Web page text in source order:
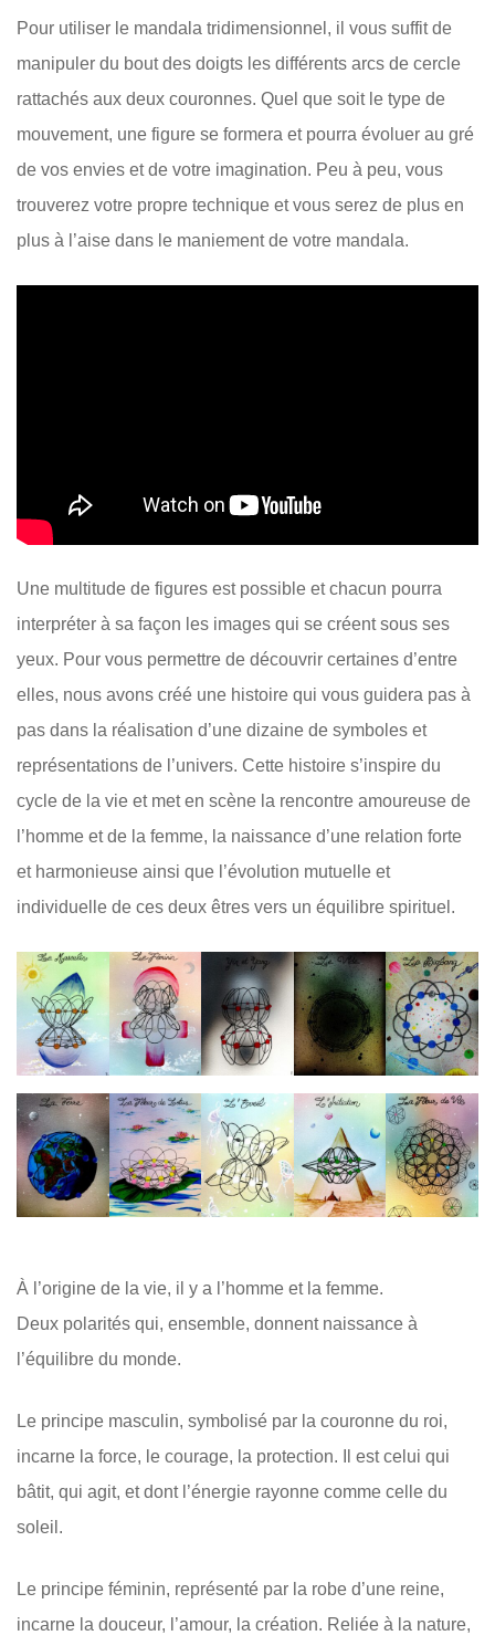
Mandala Lapis Lazuli
Mandala Obsidienne
Noire
Mandala Oeil de
Taureau
Mandala Oeil de Tigre
Mandala Pierre de Lave
Mandala Quartz de
Roche
Mandala Quartz Rose
Mandala Sept Chakras
Mandala Sodalite
Mandala Tourmaline
Multicolore
LES BRACELETS
LES ACCESSOIRES
mandala
tridimensionnel
Qui sommes-nous?
Conditions générales
de vente
Politique de
Pour utiliser le mandala tridimensionnel, il vous suffit de
manipuler du bout des doigts les différents arcs de cercle
rattachés aux deux couronnes. Quel que soit le type de
mouvement, une figure se formera et pourra évoluer au gré
de vos envies et de votre imagination. Peu à peu, vous
trouverez votre propre technique et vous serez de plus en
plus à l’aise dans le maniement de votre mandala.
Une multitude de figures est possible et chacun pourra
interpréter à sa façon les images qui se créent sous ses
yeux. Pour vous permettre de découvrir certaines d’entre
elles, nous avons créé une histoire qui vous guidera pas à
pas dans la réalisation d’une dizaine de symboles et
représentations de l’univers. Cette histoire s’inspire du
cycle de la vie et met en scène la rencontre amoureuse de
l’homme et de la femme, la naissance d’une relation forte
et harmonieuse ainsi que l’évolution mutuelle et
individuelle de ces deux êtres vers un équilibre spirituel.
À l’origine de la vie, il y a l’homme et la femme.
Deux polarités qui, ensemble, donnent naissance à
l’équilibre du monde.
Le principe masculin, symbolisé par la couronne du roi,
incarne la force, le courage, la protection. Il est celui qui
bâtit, qui agit, et dont l’énergie rayonne comme celle du
soleil.
Le principe féminin, représenté par la robe d’une reine,
incarne la douceur, l’amour, la création. Reliée à la nature,